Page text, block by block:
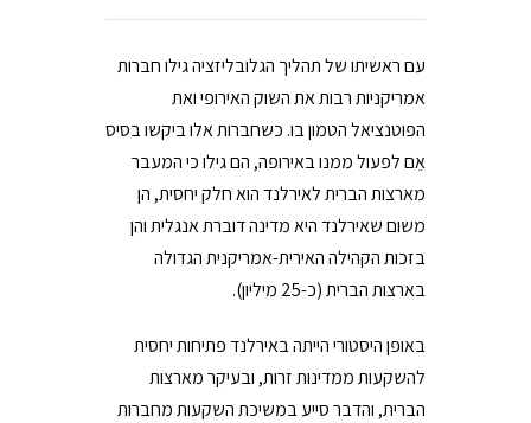
עם ראשיתו של תהליך הגלובליזציה גילו חברות
אמריקניות רבות את השוק האירופי ואת
הפוטנציאל הטמון בו. כשחברות אלו ביקשו בסיס
אֵם לפעול ממנו באירופה, הם גילו כי המעבר
מארצות הברית לאירלנד הוא חלק יחסית, הן
משום שאירלנד היא מדינה דוברת אנגלית והן
בזכות הקהילה האירית-אמריקנית הגדולה
בארצות הברית (כ-25 מיליון).
באופן היסטורי הייתה באירלנד פתיחות יחסית
להשקעות ממדינות זרות, ובעיקר מארצות
הברית, והדבר סייע במשיכת השקעות מחברות